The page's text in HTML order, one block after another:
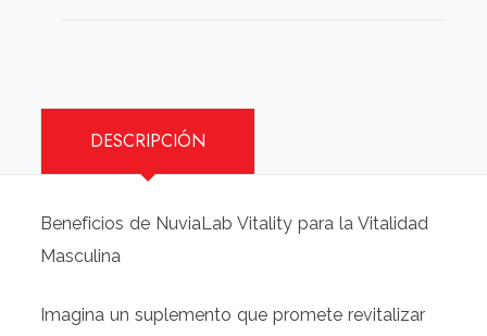
DESCRIPCIÓN
Beneficios de NuviaLab Vitality para la Vitalidad
Masculina
Imagina un suplemento que promete revitalizar